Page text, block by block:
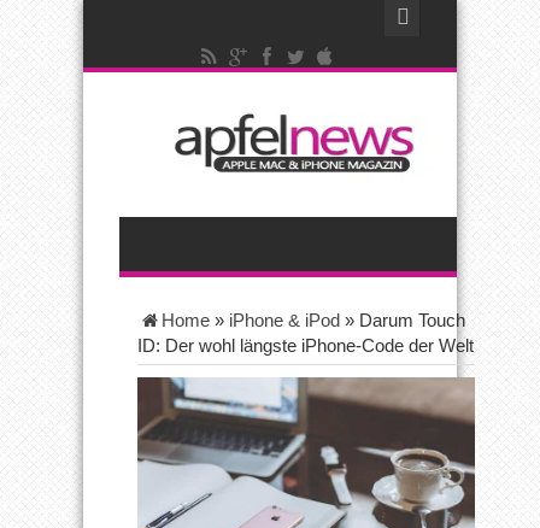
Home » iPhone & iPod » Darum Touch
ID: Der wohl längste iPhone-Code der Welt